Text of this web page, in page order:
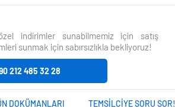
indirimler sunabilmemiz için satış
sunmak için sabırsızlıkla bekliyoruz!
212 485 32 28
DOKÜMANLARI TEMSILCIYE SORU SOR!